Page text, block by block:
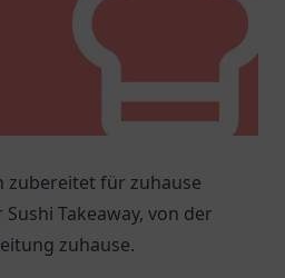
zubereitet für zuhause
Takeaway, von der
zuhause.